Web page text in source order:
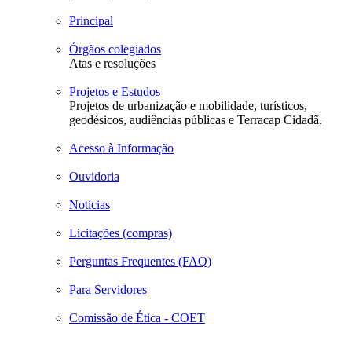
Principal
Órgãos colegiados
Atas e resoluções
Projetos e Estudos
Projetos de urbanização e mobilidade, turísticos,
geodésicos, audiências públicas e Terracap Cidadã.
Acesso à Informação
Ouvidoria
Notícias
Licitações (compras)
Perguntas Frequentes (FAQ)
Para Servidores
Comissão de Ética - COET